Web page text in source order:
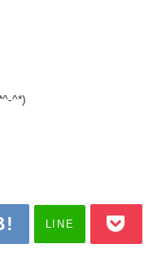
^*)
LINE